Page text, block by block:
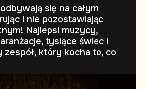
się na całym
i nie pozostawiając
Najlepsi muzycy,
tysiące świec i
zespół, który kocha to, co